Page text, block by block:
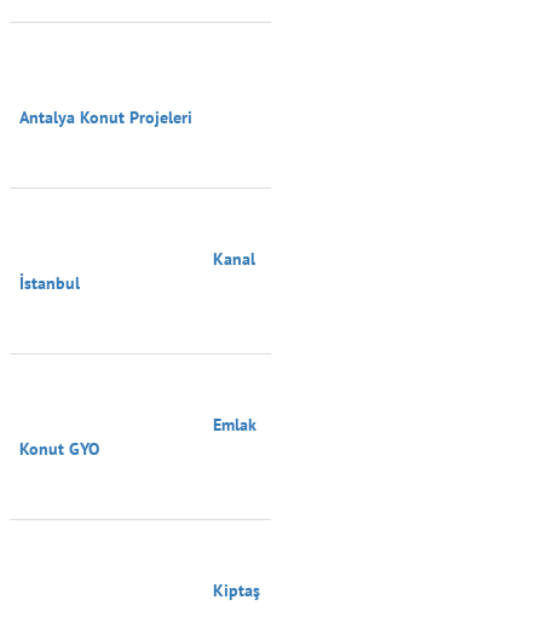
Antalya Konut Projeleri
İstanbul
Konut GYO